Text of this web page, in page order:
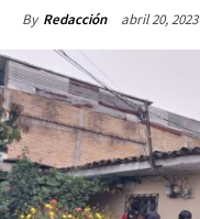
By Redacción abril 20, 2023